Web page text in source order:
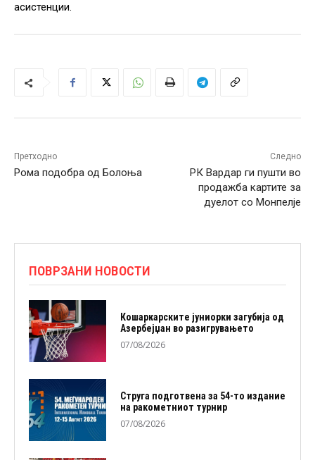
асистенции.
Претходно
Рома подобра од Болоња
Следно
РК Вардар ги пушти во
продажба картите за
дуелот со Монпелје
ПОВРЗАНИ НОВОСТИ
Кошаркарските јуниорки загубија од
Азербејџан во разигрувањето
07/08/2026
Струга подготвена за 54-то издание
на ракометниот турнир
07/08/2026